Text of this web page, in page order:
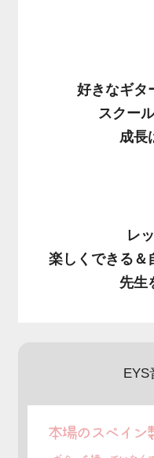
好きなギタ
スクー
成長
レ
楽しくできる＆
先生